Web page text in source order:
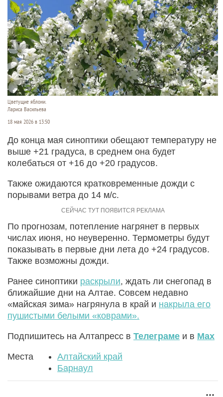
Цветущие яблони.
Лариса Васильева
18 мая 2026 в 13:50
До конца мая синоптики обещают температуру не
выше +21 градуса, в среднем она будет
колебаться от +16 до +20 градусов.
Также ожидаются кратковременные дожди с
порывами ветра до 14 м/с.
По прогнозам, потепление нагрянет в первых
числах июня, но неуверенно. Термометры будут
показывать в первые дни лета до +24 градусов.
Также возможны дожди.
Ранее синоптики раскрыли, ждать ли снегопад в
ближайшие дни на Алтае. Совсем недавно
«майская зима» нагрянула в край и накрыла его
пушистыми белыми «коврами».
Подпишитесь на Алтапресс в Телеграме и в Max
Места
Алтайский край
Барнаул